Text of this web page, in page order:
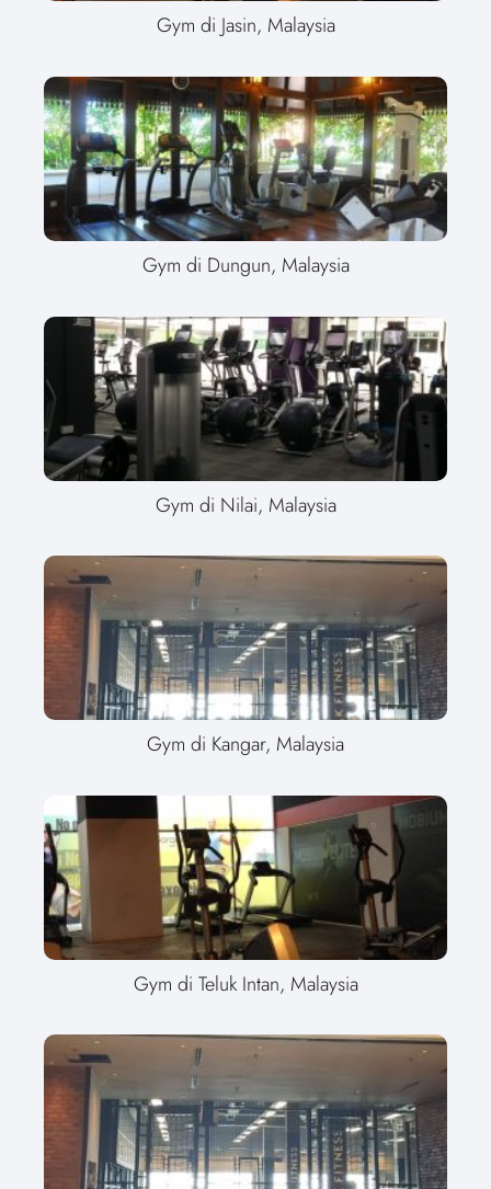
Gym di Jasin, Malaysia
Gym di Dungun, Malaysia
Gym di Nilai, Malaysia
Gym di Kangar, Malaysia
Gym di Teluk Intan, Malaysia